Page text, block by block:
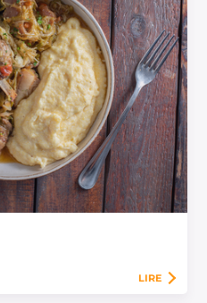
LIRE